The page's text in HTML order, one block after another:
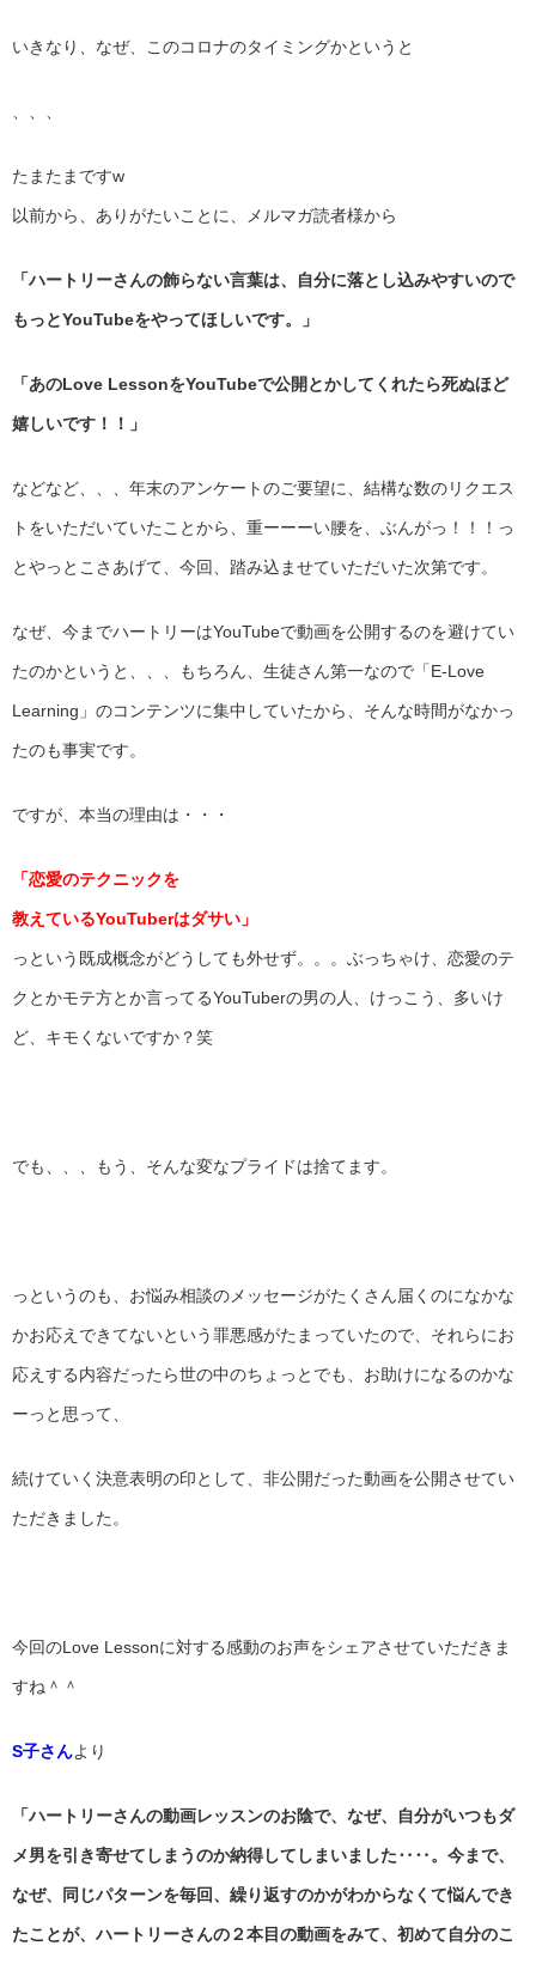
いきなり、なぜ、このコロナのタイミングかというと
、、、
たまたまですw
以前から、ありがたいことに、メルマガ読者様から
「ハートリーさんの飾らない言葉は、自分に落とし込みやすいので
もっとYouTubeをやってほしいです。」
「あのLove LessonをYouTubeで公開とかしてくれたら死ぬほど
嬉しいです！！」
などなど、、、年末のアンケートのご要望に、結構な数のリクエス
トをいただいていたことから、重ーーーい腰を、ぶんがっ！！！っ
とやっとこさあげて、今回、踏み込ませていただいた次第です。
なぜ、今までハートリーはYouTubeで動画を公開するのを避けてい
たのかというと、、、もちろん、生徒さん第一なので「E-Love
Learning」のコンテンツに集中していたから、そんな時間がなかっ
たのも事実です。
ですが、本当の理由は・・・
「恋愛のテクニックを
教えているYouTuberはダサい」
っという既成概念がどうしても外せず。。。ぶっちゃけ、恋愛のテ
クとかモテ方とか言ってるYouTuberの男の人、けっこう、多いけ
ど、キモくないですか？笑
でも、、、もう、そんな変なプライドは捨てます。
っというのも、お悩み相談のメッセージがたくさん届くのになかな
かお応えできてないという罪悪感がたまっていたので、それらにお
応えする内容だったら世の中のちょっとでも、お助けになるのかな
ーっと思って、
続けていく決意表明の印として、非公開だった動画を公開させてい
ただきました。
今回のLove Lessonに対する感動のお声をシェアさせていただきま
すね＾＾
S子さんより
「ハートリーさんの動画レッスンのお陰で、なぜ、自分がいつもダ
メ男を引き寄せてしまうのか納得してしまいました‥‥。今まで、
なぜ、同じパターンを毎回、繰り返すのかがわからなくて悩んでき
たことが、ハートリーさんの２本目の動画をみて、初めて自分のこ